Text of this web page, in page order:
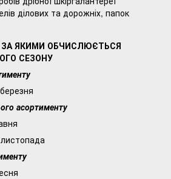
ділових та дорожніх, папок
ЗА ЯКИМИ ОБЧИСЛЮЄТЬСЯ
СЕЗОНУ
асортименту